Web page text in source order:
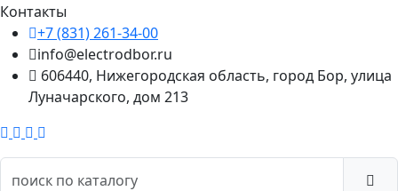
Контакты
+7 (831) 261-34-00
info@electrodbor.ru
606440, Нижегородская область, город Бор, улица
Луначарского, дом 213